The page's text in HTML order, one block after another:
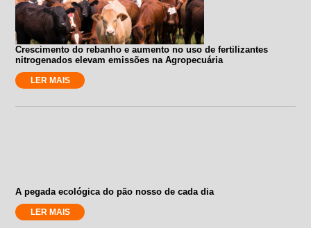
Crescimento do rebanho e aumento no uso de fertilizantes
nitrogenados elevam emissões na Agropecuária
LER MAIS
A pegada ecológica do pão nosso de cada dia
LER MAIS